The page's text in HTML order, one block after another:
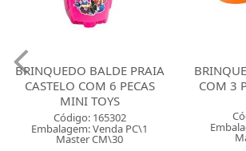
BRINQUEDO BALDE PRAIA
CASTELO COM 6 PECAS
MINI TOYS
Código: 165302
Embalagem: Venda PC\1
Master CM\30
COM 3